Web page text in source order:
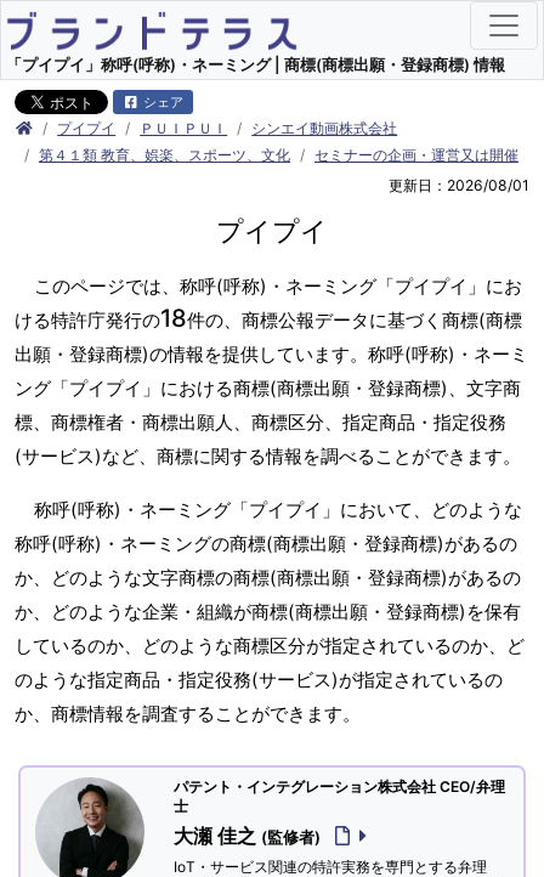
「プイプイ」称呼(呼称)・ネーミング | 商標(商標出願・登録商標) 情報
シェア
プイプイ ＰＵＩＰＵＩ
シンエイ動画株式会社
第４１類 教育、娯楽、スポーツ、文化
セミナーの企画・運営又は開催
更新日：2026/08/01
プイプイ
このページでは、称呼(呼称)・ネーミング「プイプイ」にお
ける特許庁発行の18件の、商標公報データに基づく商標(商標
出願・登録商標)の情報を提供しています。称呼(呼称)・ネーミ
ング「プイプイ」における商標(商標出願・登録商標)、文字商
標、商標権者・商標出願人、商標区分、指定商品・指定役務
(サービス)など、商標に関する情報を調べることができます。
称呼(呼称)・ネーミング「プイプイ」において、どのような
称呼(呼称)・ネーミングの商標(商標出願・登録商標)があるの
か、どのような文字商標の商標(商標出願・登録商標)があるの
か、どのような企業・組織が商標(商標出願・登録商標)を保有
しているのか、どのような商標区分が指定されているのか、ど
のような指定商品・指定役務(サービス)が指定されているの
か、商標情報を調査することができます。
パテント・インテグレーション株式会社 CEO/弁理
士
大瀬 佳之 (監修者)
IoT・サービス関連の特許実務を専門とする弁理